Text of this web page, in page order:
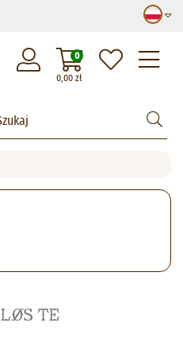
0,00 zł
0
Løs te